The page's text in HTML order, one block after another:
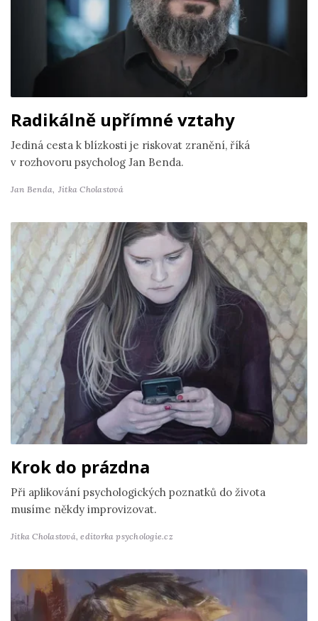
Radikálně upřímné vztahy
Jediná cesta k blízkosti je riskovat zranění, říká
v rozhovoru psycholog Jan Benda.
Jan Benda, Jitka Cholastová
Krok do prázdna
Při aplikování psychologických poznatků do života
musíme někdy improvizovat.
Jitka Cholastová,editorka psychologie.cz